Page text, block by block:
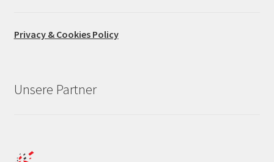
Privacy & Cookies Policy
Unsere Partner